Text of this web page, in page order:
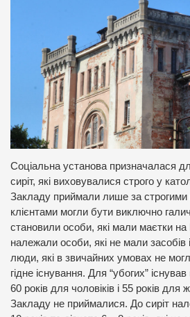
Соціальна установа призначалася
сиріт, які виховувалися строго у
Закладу приймали лише за строгими
клієнтами могли бути виключно
становили особи, які мали маєтки на
належали особи, які не мали засобів
люди, які в звичайних умовах не
гідне існування. Для “убогих”
60 років для чоловіків і 55 років для
Закладу не приймалися. До сиріт